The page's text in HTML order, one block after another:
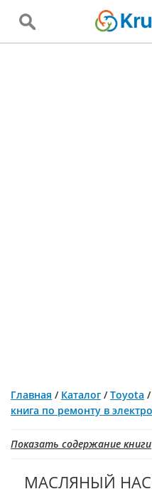
Главная / Каталог /Toyota /
книга по ремонту в
Показать содержание книги
МАСЛЯНЫЙ